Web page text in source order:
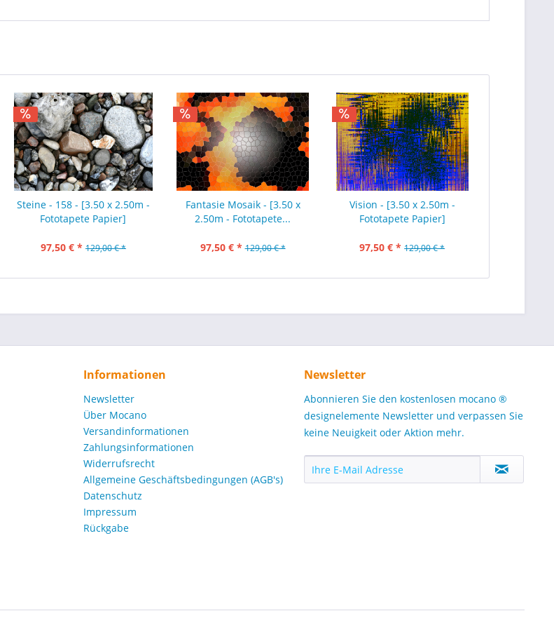
Steine - 158 - [3.50 x 2.50m -
Fototapete Papier]
97,50 € * 129,00 € *
Fantasie Mosaik - [3.50 x
2.50m - Fototapete...
97,50 € * 129,00 € *
Vision - [3.50 x 2.50m -
Fototapete Papier]
97,50 € * 129,00 € *
Informationen
Newsletter
Über Mocano
Versandinformationen
Zahlungsinformationen
Widerrufsrecht
Allgemeine Geschäftsbedingungen (AGB's)
Datenschutz
Impressum
Rückgabe
Newsletter
Abonnieren Sie den kostenlosen mocano ®
designelemente Newsletter und verpassen Sie
keine Neuigkeit oder Aktion mehr.